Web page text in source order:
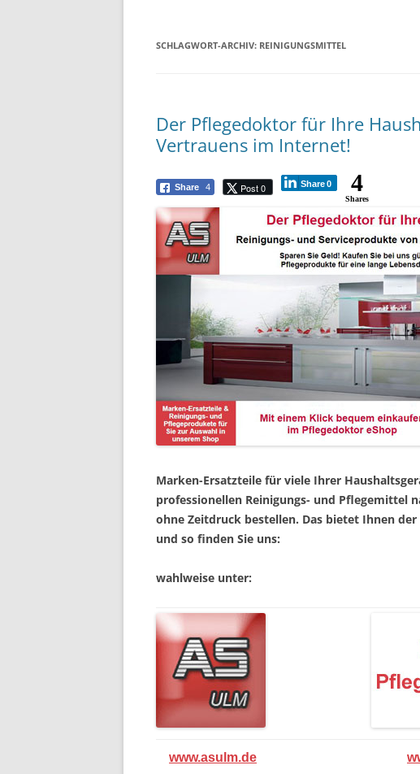
SCHLAGWORT-ARCHIV: REINIGUNGSMITTEL
Der Pflegedoktor für Ihre
Vertrauens im Internet!
Share 4 Post 0 Share0 4
Shares
Marken-Ersatzteile für viele Ihrer
professionellen Reinigungs- und Pflegemittel
ohne Zeitdruck bestellen. Das bietet Ihnen
und so finden Sie uns:
wahlweise unter:
www.asulm.de